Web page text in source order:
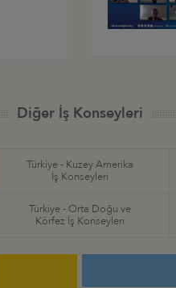
Diğer İş Konseyleri
Türkiye - Kuzey Amerika
İş Konseyleri
Türkiye - Orta Doğu ve
Körfez İş Konseyleri